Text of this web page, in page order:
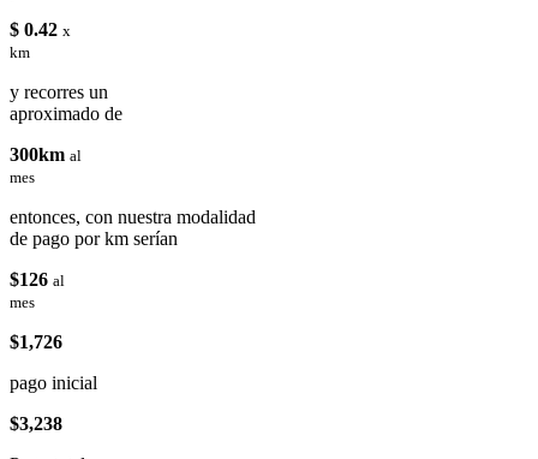
$ 0.42 x
km
y recorres un
aproximado de
300km al
mes
entonces, con nuestra modalidad
de pago por km serían
$126 al
mes
$1,726
pago inicial
$3,238